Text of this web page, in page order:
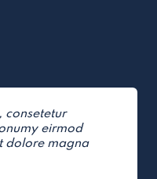
consetetur
eirmod
dolore magna